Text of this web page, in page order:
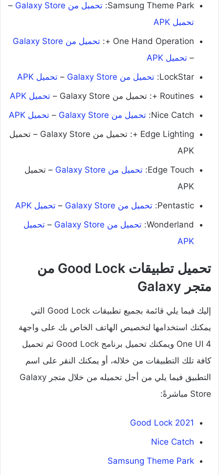
Samsung Theme Park: تحميل من Galaxy Store
–
تحميل APK
One Hand Operation +:
تحميل من Galaxy Store
– تحميل APK
LockStar: تحميل من Galaxy Store – تحميل APK
Routines +: تحميل من Galaxy Store –
تحميل APK
Nice Catch: تحميل من Galaxy Store – تحميل APK
Edge Lighting +: تحميل من Galaxy Store – تحميل
APK
Edge Touch: تحميل من Galaxy Store
– تحميل
APK
Pentastic: تحميل من Galaxy Store – تحميل APK
Wonderland: تحميل من Galaxy Store – تحميل
APK
تحميل تطبيقات Good Lock من
متجر Galaxy
إليك فيما يلي قائمة بجميع تطبيقات Good Lock التي
يمكنك استخدامها لتخصيص الهاتف الخاص بك على واجهة
One UI 4 ويمكنك تحميل برنامج Good Lock ثم تحميل
كافة تلك التطبيقات من خلاله، أو يمكنك النقر على اسم
التطبيق فيما يلي من أجل تحميله من خلال متجر Galaxy
Store مباشرةً:
Good Lock 2021
Nice Catch
Samsung Theme Park